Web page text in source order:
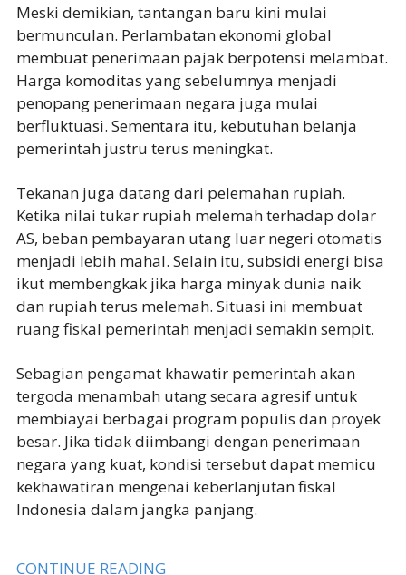
Meski demikian, tantangan baru kini mulai
bermunculan. Perlambatan ekonomi global
membuat penerimaan pajak berpotensi melambat.
Harga komoditas yang sebelumnya menjadi
penopang penerimaan negara juga mulai
berfluktuasi. Sementara itu, kebutuhan belanja
pemerintah justru terus meningkat.
Tekanan juga datang dari pelemahan rupiah.
Ketika nilai tukar rupiah melemah terhadap dolar
AS, beban pembayaran utang luar negeri otomatis
menjadi lebih mahal. Selain itu, subsidi energi bisa
ikut membengkak jika harga minyak dunia naik
dan rupiah terus melemah. Situasi ini membuat
ruang fiskal pemerintah menjadi semakin sempit.
Sebagian pengamat khawatir pemerintah akan
tergoda menambah utang secara agresif untuk
membiayai berbagai program populis dan proyek
besar. Jika tidak diimbangi dengan penerimaan
negara yang kuat, kondisi tersebut dapat memicu
kekhawatiran mengenai keberlanjutan fiskal
Indonesia dalam jangka panjang.
CONTINUE READING